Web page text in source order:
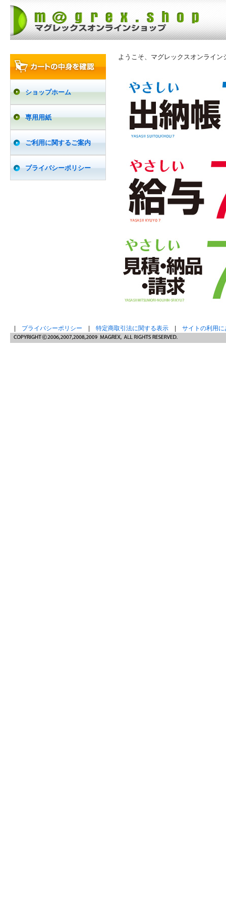
ショップホーム
専用用紙
ご利用に関するご案内
プライバシーポリシー
ようこそ、マグレックスオンライン
プライバシーポリシー 特定商取引法に関する表示 サイトの利用に